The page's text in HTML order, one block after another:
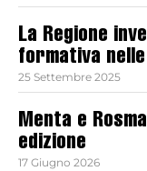
La Regione
formativa
25 Settembre 2025
Menta e
edizione
17 Giugno 2026